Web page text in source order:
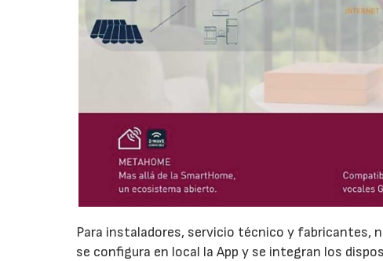
Para instaladores, servicio técnico y fabricantes,
se configura en local la App y se integran los